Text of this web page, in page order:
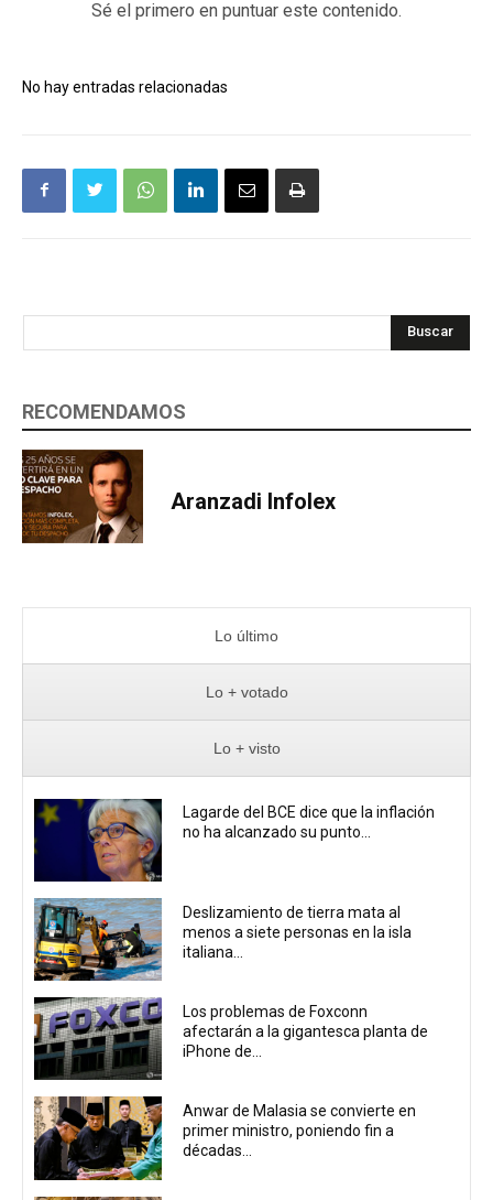
Sé el primero en puntuar este contenido.
No hay entradas relacionadas
Buscar
RECOMENDAMOS
Aranzadi Infolex
Lo último
Lo + votado
Lo + visto
Lagarde del BCE dice que la inflación
no ha alcanzado su punto...
Deslizamiento de tierra mata al
menos a siete personas en la isla
italiana...
Los problemas de Foxconn
afectarán a la gigantesca planta de
iPhone de...
Anwar de Malasia se convierte en
primer ministro, poniendo fin a
décadas...